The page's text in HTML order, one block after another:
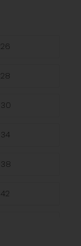
26
28
30
34
38
42